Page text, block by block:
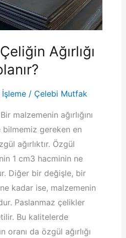
Ağırlığı
İşleme / Çelebi Mutfak
malzemenin ağırlığını
bilmemiz gereken en
ağırlıktır. Özgül
1 cm3 hacminin ne
Diğer bir değişle, bir
kadar ise, malzemenin
Paslanmaz çelikler
Bu kalitelerde
oranı da özgül ağırlığı